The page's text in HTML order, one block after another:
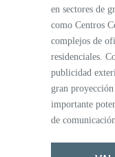
en sectores de
como Centros
complejos de
residenciales.
publicidad
gran
importante
de